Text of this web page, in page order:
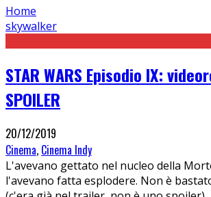
Home
skywalker
STAR WARS Episodio IX:
SPOILER
20/12/2019
Cinema, Cinema Indy
L'avevano gettato nel nucleo della
l'avevano fatta esplodere. Non è